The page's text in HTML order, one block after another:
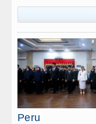
Peru